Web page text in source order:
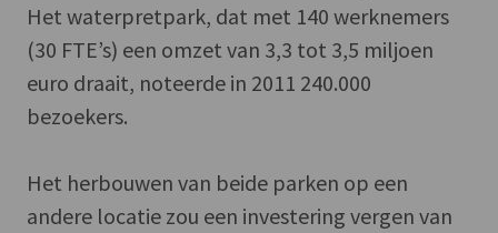
Het waterpretpark, dat met 140 werknemers
(30 FTE’s) een omzet van 3,3 tot 3,5 miljoen
euro draait, noteerde in 2011 240.000
bezoekers.
Het herbouwen van beide parken op een
andere locatie zou een investering vergen van